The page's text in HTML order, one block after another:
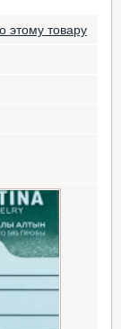
этому товару